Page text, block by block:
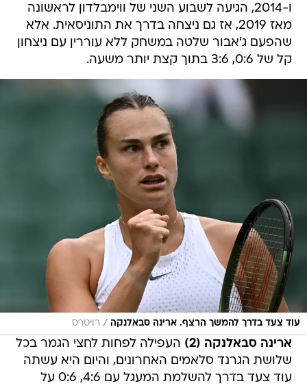
ו-2014, הגיעה לשבוע השני של ווימבלדון לראשונה
מאז 2019, אז גם ניצחה בדרך את התוניסאית. אלא
שהפעם ג'אבור שלטה במשחק ללא עוררין עם ניצחון
קל של 0:6, 3:6 בתוך קצת יותר משעה.
עוד צעד בדרך להמשך הרצף. ארינה סבאלנקה / רויטרס
ארינה סבאלנקה (2)
העפילה לפחות לחצי הגמר בכל
שלושת הגרנד סלאמים האחרונים, והיום היא עשתה
עוד צעד בדרך להשלמת המעגל עם 4:6, 0:6 על